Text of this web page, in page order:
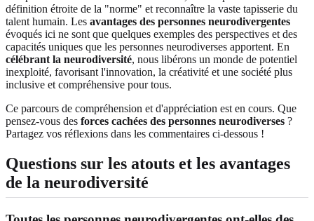
définition étroite de la "norme" et reconnaître la vaste tapisserie du
talent humain. Les avantages des personnes neurodivergentes
évoqués ici ne sont que quelques exemples des perspectives et des
capacités uniques que les personnes neurodiverses apportent. En
célébrant la neurodiversité, nous libérons un monde de potentiel
inexploité, favorisant l'innovation, la créativité et une société plus
inclusive et compréhensive pour tous.
Ce parcours de compréhension et d'appréciation est en cours. Que
pensez-vous des forces cachées des personnes neurodiverses ?
Partagez vos réflexions dans les commentaires ci-dessous !
Questions sur les atouts et les avantages
de la neurodiversité